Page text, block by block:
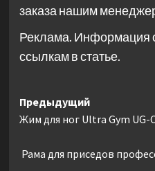
заказа нашим
Реклама. Информация
ссылкам в статье.
Навигация
записи
Предыдущий
Жим для ног Ultra Gym UG-
Рама для приседов